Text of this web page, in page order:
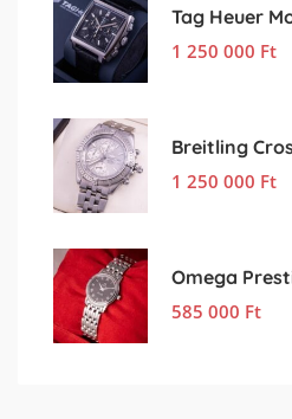
Tag Heuer
1 250 000 Ft
Breitling
1 250 000 Ft
Omega
585 000 Ft